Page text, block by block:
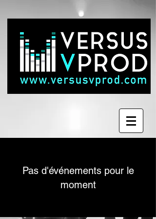
Pas d'événements pour le
moment